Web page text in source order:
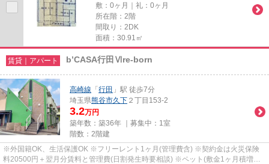
敷：0ヶ月｜礼：0ヶ月
所在階：2階
間取り：2DK
面積：30.91㎡
賃貸｜アパート b’CASA行田Ⅵre-born
高崎線 「 行田 」駅 徒歩7分
埼玉県熊谷市久下 ２丁目153-2
3.2万円
築年数：築36年 ｜募集中： 1室
階数：2階建
※外国籍OK、生活保護OK ※フリーレント1ヶ月(管理費含) ※契約金は火災保険
料20500円＋翌月分賃料と管理費(日割発生時要相談) ※ペット(敷金1ヶ月積増償